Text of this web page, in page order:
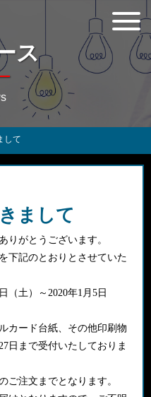
ース
して
まして
りがとうございます。
下記のとおりとさせていた
（土）～2020年1月5日
カード台紙、その他印刷物
日まで受付いたしておりま
ご注文までとなります。